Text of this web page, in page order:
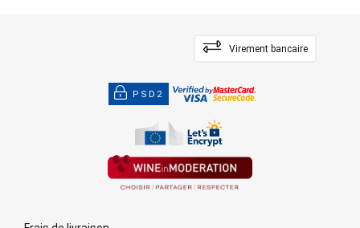
Virement bancaire
PSD2